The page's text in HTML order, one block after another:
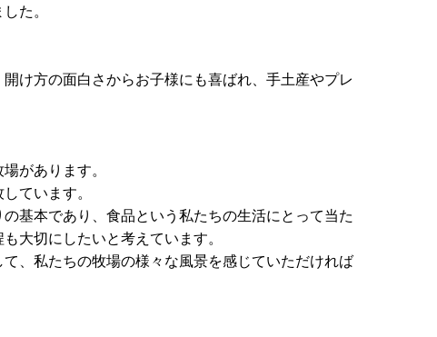
た。
け方の面白さからお子様にも喜ばれ、手土産やプレ
があります。
ています。
基本であり、食品という私たちの生活にとって当た
大切にしたいと考えています。
、私たちの牧場の様々な風景を感じていただければ